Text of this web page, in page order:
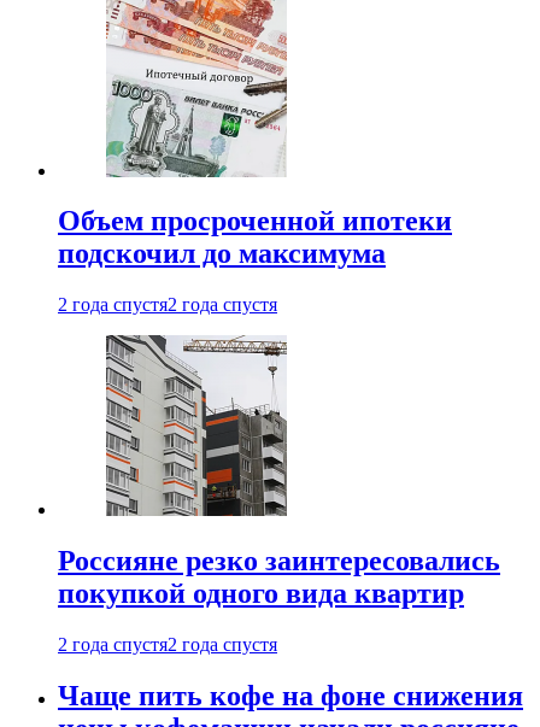
Объем просроченной ипотеки
подскочил до максимума
2 года спустя2 года спустя
Россияне резко заинтересовались
покупкой одного вида квартир
2 года спустя2 года спустя
Чаще пить кофе на фоне снижения